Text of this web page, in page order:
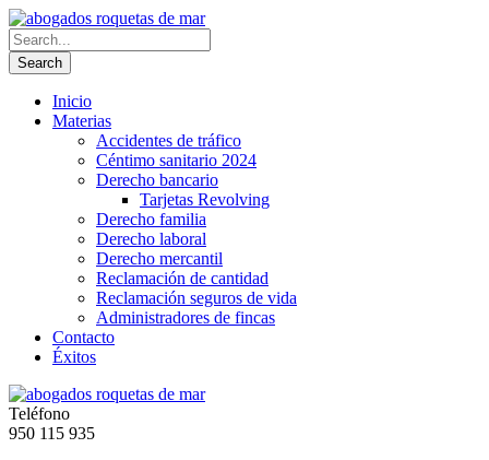
Inicio
Materias
Accidentes de tráfico
Céntimo sanitario 2024
Derecho bancario
Tarjetas Revolving
Derecho familia
Derecho laboral
Derecho mercantil
Reclamación de cantidad
Reclamación seguros de vida
Administradores de fincas
Contacto
Éxitos
Teléfono
950 115 935